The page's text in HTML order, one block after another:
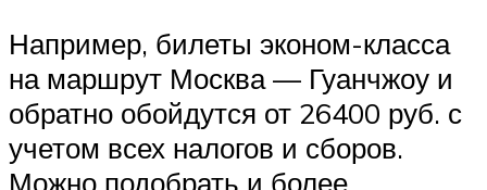
Например, билеты эконом-класса
на маршрут Москва — Гуанчжоу и
обратно обойдутся от 26400 руб. с
учетом всех налогов и сборов.
Можно подобрать и более